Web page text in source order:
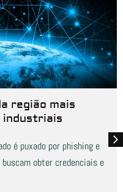
região mais
industriais
é puxado por phishing e
obter credenciais e